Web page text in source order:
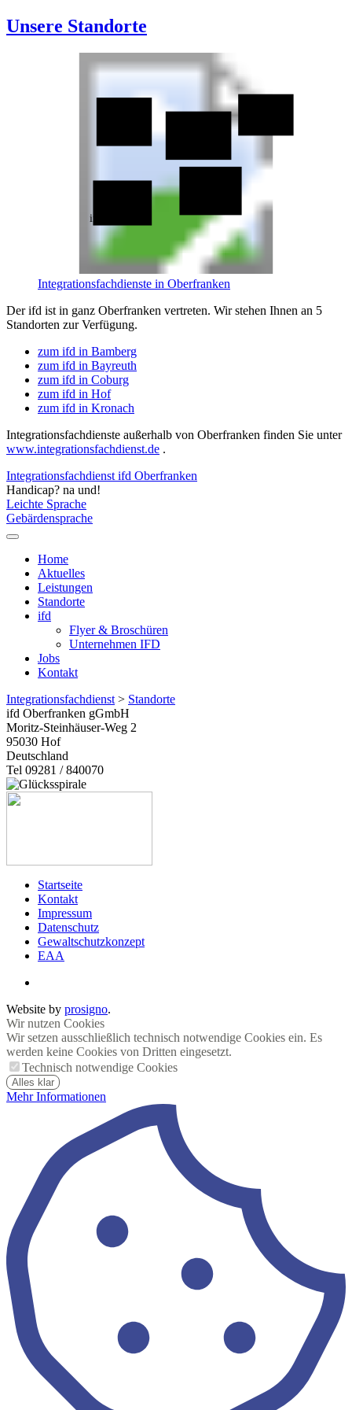
Unsere Standorte
ifd Bamberg
Integrationsfachdienste in Oberfranken
Der ifd ist in ganz Oberfranken vertreten. Wir stehen Ihnen an 5
Standorten zur Verfügung.
zum ifd in Bamberg
zum ifd in Bayreuth
zum ifd in Coburg
zum ifd in Hof
zum ifd in Kronach
Integrationsfachdienste außerhalb von Oberfranken finden Sie unter
www.integrationsfachdienst.de .
Integrationsfachdienst ifd Oberfranken
Handicap? na und!
Leichte Sprache
Gebärdensprache
Home
Aktuelles
Leistungen
Standorte
ifd
Flyer & Broschüren
Unternehmen IFD
Jobs
Kontakt
Integrationsfachdienst> Standorte
ifd Oberfranken gGmbH
Moritz-Steinhäuser-Weg 2
95030 Hof
Deutschland
Tel 09281 / 840070
Startseite
Kontakt
Impressum
Datenschutz
Gewaltschutzkonzept
EAA
Website by prosigno.
Wir nutzen Cookies
Wir setzen ausschließlich technisch notwendige Cookies ein. Es
werden keine Cookies von Dritten eingesetzt.
Technisch notwendige Cookies
Alles klar
Mehr Informationen